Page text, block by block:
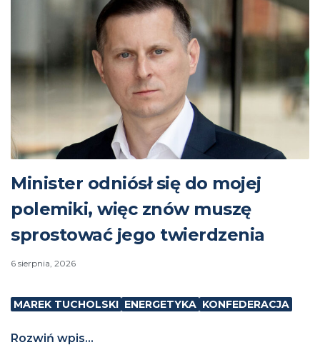
Minister odniósł się do mojej
polemiki, więc znów muszę
sprostować jego twierdzenia
6 sierpnia, 2026
MAREK TUCHOLSKI ENERGETYKA KONFEDERACJA
Rozwiń wpis...